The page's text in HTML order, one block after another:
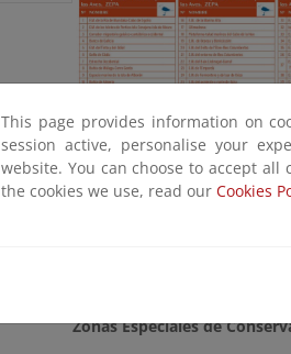
Lugares de Importancia
Zonas Especiales de
This page provides information on
session active, personalise your
website. You can choose to accept
the cookies we use, read our Cookies